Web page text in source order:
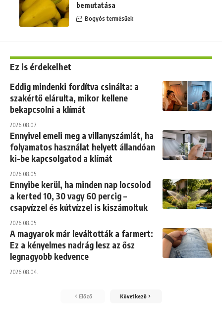
bemutatása
Bogyós termésűek
Ez is érdekelhet
Eddig mindenki fordítva csinálta: a
szakértő elárulta, mikor kellene
bekapcsolni a klímát
2026.08.07.
Ennyivel emeli meg a villanyszámlát, ha
folyamatos használat helyett állandóan
ki-be kapcsolgatod a klímát
2026.08.05.
Ennyibe kerül, ha minden nap locsolod
a kerted 10, 30 vagy 60 percig –
csapvízzel és kútvízzel is kiszámoltuk
2026.08.05.
A magyarok már leváltották a farmert:
Ez a kényelmes nadrág lesz az ősz
legnagyobb kedvence
2026.08.04.
Előző Következő